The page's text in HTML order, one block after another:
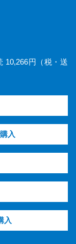
円（税・送
入
入